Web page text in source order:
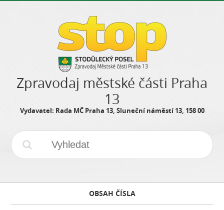
Zpravodaj městské části Praha
13
Vydavatel: Rada MČ Praha 13, Sluneční náměstí 13, 158 00
OBSAH ČÍSLA